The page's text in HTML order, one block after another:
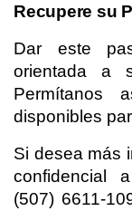
Recupere su
Dar este
orientada a
Permítanos
disponibles
Si desea más
confidencial
(507) 6611-